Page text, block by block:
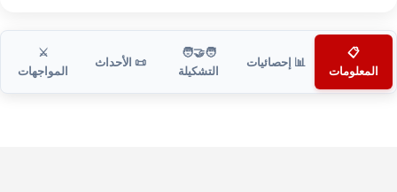
📋
المعلومات
📊 إحصائيات
🧑‍🤝‍🧑
التشكيلة
📜 الأحداث
⚔️
المواجهات